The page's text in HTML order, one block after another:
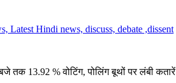
तक 13.92 % वोटिंग, पोलिंग बूथों पर लंबी कतारें